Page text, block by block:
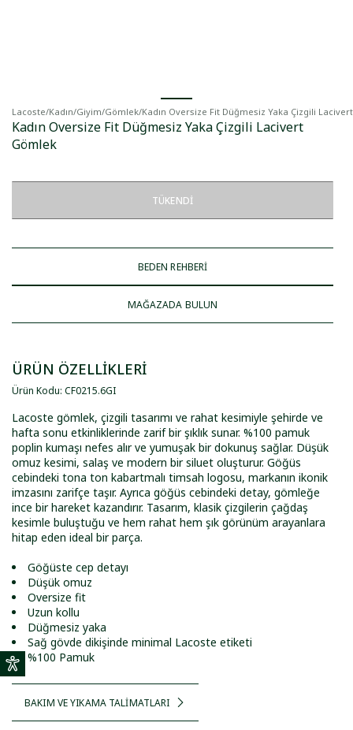
Lacoste/Kadın/Giyim/Gömlek/Kadın Oversize Fit Düğmesiz Yaka Çizgili
Kadın Oversize Fit Düğmesiz Yaka Çizgili Lacivert
Gömlek
TÜKENDI
BEDEN REHBERİ
MAĞAZADA BULUN
ÜRÜN ÖZELLİKLERİ
Ürün Kodu: CF0215.6GI
Lacoste gömlek, çizgili tasarımı ve rahat kesimiyle şehirde ve
hafta sonu etkinliklerinde zarif bir şıklık sunar. %100 pamuk
poplin kumaşı nefes alır ve yumuşak bir dokunuş sağlar. Düşük
omuz kesimi, salaş ve modern bir siluet oluşturur. Göğüs
cebindeki tona ton kabartmalı timsah logosu, markanın ikonik
imzasını zarifçe taşır. Ayrıca göğüs cebindeki detay, gömleğe
ince bir hareket kazandırır. Tasarım, klasik çizgilerin çağdaş
kesimle buluştuğu ve hem rahat hem şık görünüm arayanlara
hitap eden ideal bir parça.
Göğüste cep detayı
Düşük omuz
Oversize fit
Uzun kollu
Düğmesiz yaka
Sağ gövde dikişinde minimal Lacoste etiketi
%100 Pamuk
BAKIM VE YIKAMA TALİMATLARI